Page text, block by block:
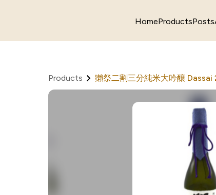
HomeProductsPosts
Products 獺祭二割三分純米大吟釀